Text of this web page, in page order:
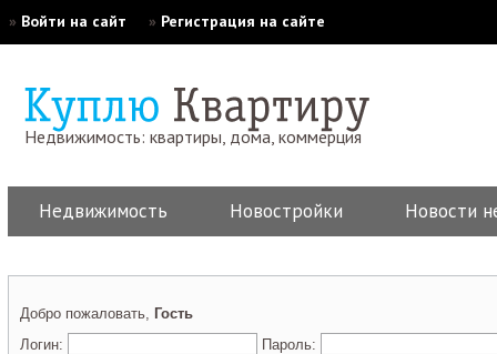
» Войти на сайт » Регистрация на сайте
Недвижимость: квартиры, дома, коммерция
Недвижимость Новостройки Новости
Добро пожаловать, Гость
Логин:
Пароль: